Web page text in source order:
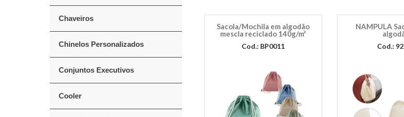
Chaveiros
Chinelos Personalizados
Conjuntos Executivos
Cooler
Sacola/Mochila em algodão
mescla reciclado 140g/m²
Cod.: BP0011
NAMPULA
Cod.: